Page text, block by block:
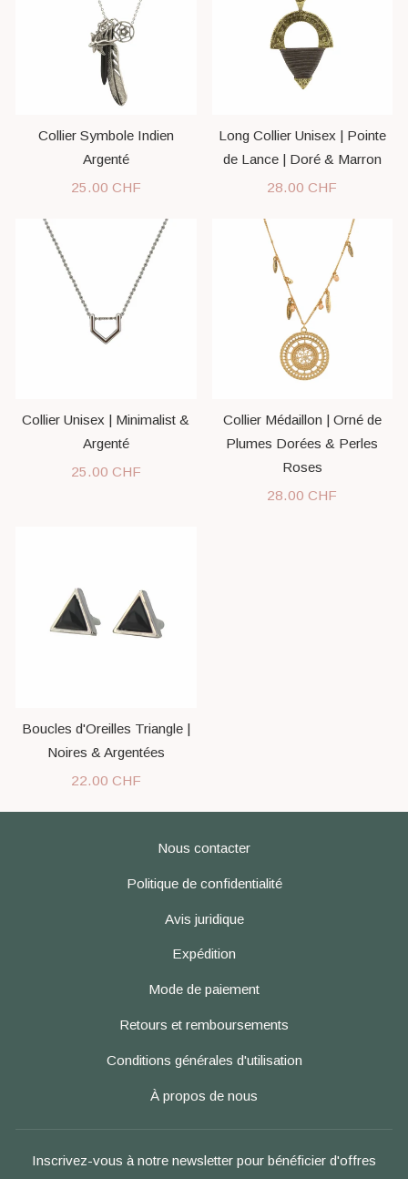
Collier Symbole Indien
Argenté
25.00 CHF
Long Collier Unisex | Pointe
de Lance | Doré & Marron
28.00 CHF
Collier Unisex | Minimalist &
Argenté
25.00 CHF
Collier Médaillon | Orné de
Plumes Dorées & Perles
Roses
28.00 CHF
Boucles d'Oreilles Triangle |
Noires & Argentées
22.00 CHF
Nous contacter
Politique de confidentialité
Avis juridique
Expédition
Mode de paiement
Retours et remboursements
Conditions générales d'utilisation
À propos de nous
Inscrivez-vous à notre newsletter pour bénéficier d'offres